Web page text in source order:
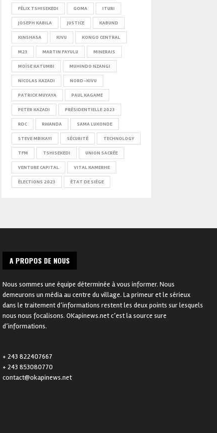
FÉLIX TSHISEKEDI GOMA ITURI
JOSEPH KABILA JUSTICE KABUND
KINSHASA KIVU KONGO CENTRAL
M23 MARTIN FAYULU MINERAIS
MOÏSE KATUMBI MUHINDO NZANGI
NICOLAS KAZADI NORD-KIVU
PATRICK MUYAYA PAUL KAGAME
PETER KAZADI PRÉSIDENTIELLE 2023
RDC RWANDA SAMA LUKONDE
STEVE MBIKAYI SÉCURITÉ TECHNOLOGY
TFM TSHISEKEDI UNION SACRÉE
VENTURE CAPITAL VITAL KAMERHE
ÉLECTIONS 2023 ÉTAT DE SIÈGE
A PROPOS DE NOUS
Nous sommes une équipe déterminée à vous informer. Nous
demeurons un média au centre du village. La primeur et le sérieux
dans le traitement d’informations restent les deux points sur lesquels
nous nous focalisons. OKapinews.net c’est la source sure
d’informations.
+ 243 822407667
+ 243 853080770
contact@okapinews.net